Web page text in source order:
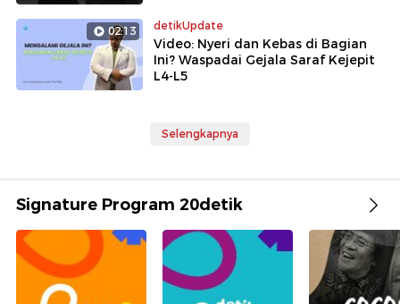
02:13 detikUpdate
Video: Nyeri dan Kebas di Bagian
Ini? Waspadai Gejala Saraf Kejepit
L4-L5
Selengkapnya
Signature Program 20detik